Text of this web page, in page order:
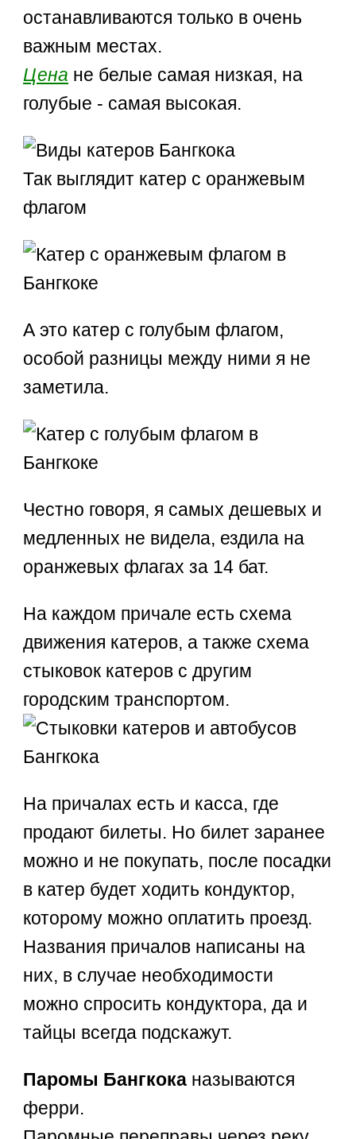
останавливаются только в очень
важным местах.
Цена не белые самая низкая, на
голубые - самая высокая.
Так выглядит катер с оранжевым
флагом
А это катер с голубым флагом,
особой разницы между ними я не
заметила.
Честно говоря, я самых дешевых и
медленных не видела, ездила на
оранжевых флагах за 14 бат.
На каждом причале есть схема
движения катеров, а также схема
стыковок катеров с другим
городским транспортом.
На причалах есть и касса, где
продают билеты. Но билет заранее
можно и не покупать, после посадки
в катер будет ходить кондуктор,
которому можно оплатить проезд.
Названия причалов написаны на
них, в случае необходимости
можно спросить кондуктора, да и
тайцы всегда подскажут.
Паромы Бангкока называются
ферри.